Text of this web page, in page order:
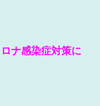
ロナ感染症対策に